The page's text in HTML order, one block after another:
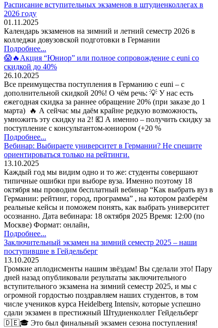
Расписание вступительных экзаменов в штудиенколлегах в
2026 году
01.11.2025
Календарь экзаменов на зимний и летний семестр 2026 в
колледжи довузовской подготовки в Германии
Подробнее...
😱🔥Акция “Юниор” или полное сопровождение с euni со
скидкой до 40%
26.10.2025
Все преимущества поступления в Германию с euni – с
дополнительной скидкой 20%! О чём речь: 💡 У нас есть
ежегодная скидка за раннее обращение 20% (при заказе до 1
марта) 🔥 А сейчас мы даём крайне редкую возможность,
умножить эту скидку на 2! 💶 А именно – получить скидку за
поступление с консультантом-юниором (+20 %
Подробнее...
Вебинар: Выбираете университет в Германии? Не спешите
ориентироваться только на рейтинги.
13.10.2025
Каждый год мы видим одно и то же: студенты совершают
типичные ошибки при выборе вуза. Именно поэтому 18
октября мы проводим бесплатный вебинар “Как выбрать вуз в
Германии: рейтинг, город, программа” , на котором разберём
реальные кейсы и поможем понять, как выбрать университет
осознанно. Дата вебинара: 18 октября 2025 Время: 12:00 (по
Москве) Формат: онлайн,
Подробнее...
Заключительный экзамен на зимний семестр 2025 – наши
поступившие в Гейдельберг
13.10.2025
Громкие аплодисменты нашим звёздам! Вы сделали это! Пару
дней назад опубликовали результаты заключительного
вступительного экзамена на зимний семестр 2025, и мы с
огромной гордостью поздравляем наших студентов, в том
числе учеников курса Heidelberg Intensiv, которые успешно
сдали экзамен в престижный Штудиенколлег Гейдельберг
🇩🇪🎓 Это был финальный экзамен сезона поступления!